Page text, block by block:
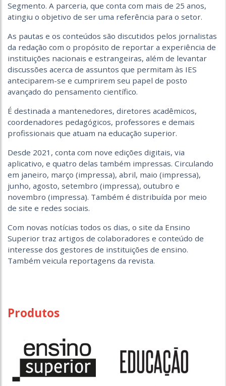
Segmento. A parceria, que conta com mais de 25 anos,
atingiu o objetivo de ser uma referência para o setor.
As pautas e os conteúdos são discutidos pelos jornalistas
da redação com o propósito de reportar a experiência de
instituições nacionais e estrangeiras, além de levantar
discussões acerca de assuntos que permitam às IES
anteciparem-se e cumprirem seu papel de posto
avançado do pensamento científico.
É destinada a mantenedores, diretores acadêmicos,
coordenadores pedagógicos, professores e demais
profissionais que atuam na educação superior.
Desde 2021, conta com nove edições digitais, via
aplicativo, e quatro delas também impressas. Circulando
em janeiro, março (impressa), abril, maio (impressa),
junho, agosto, setembro (impressa), outubro e
novembro (impressa). Também é distribuída por meio
de site e redes sociais.
Com novas notícias todos os dias, o site da Ensino
Superior traz artigos de colaboradores e conteúdo de
interesse dos gestores de instituições de ensino.
Também veicula reportagens da revista.
Produtos